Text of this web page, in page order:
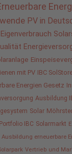
PV in
Eigenverbrauch
mit PV IBC
Energien Gesetz
Ausbildung
Solar
Portfolio IBC Solarmarkt
Ausbildung erneuerbare
Vertrieb und